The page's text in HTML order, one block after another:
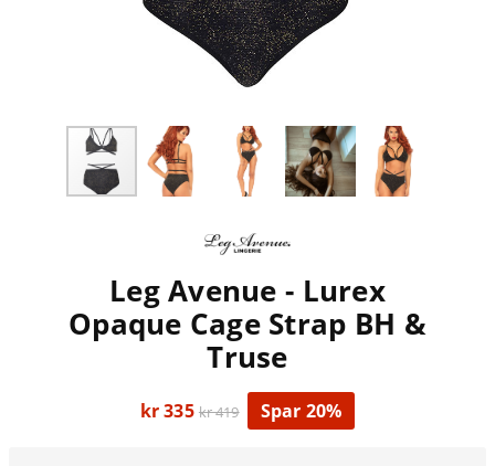
Leg Avenue - Lurex
Opaque Cage Strap BH &
Truse
kr 335 kr 419 Spar 20%